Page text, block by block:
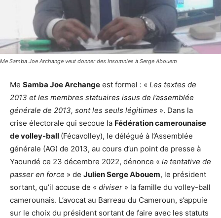
Me Samba Joe Archange veut donner des insomnies à Serge Abouem
Me Samba Joe Archange est formel : « Les textes de
2013 et les membres statuaires issus de l’assemblée
générale de 2013, sont les seuls légitimes ». Dans la
crise électorale qui secoue la Fédération camerounaise
de volley-ball (Fécavolley), le délégué à l’Assemblée
générale (AG) de 2013, au cours d’un point de presse à
Yaoundé ce 23 décembre 2022, dénonce « la tentative de
passer en force » de Julien Serge Abouem, le président
sortant, qu’il accuse de « diviser » la famille du volley-ball
camerounais. L’avocat au Barreau du Cameroun, s’appuie
sur le choix du président sortant de faire avec les statuts